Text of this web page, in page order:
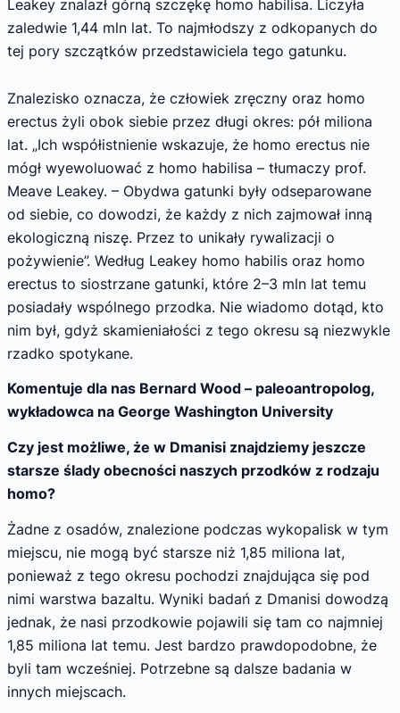
Leakey znalazł górną szczękę homo habilisa. Liczyła
zaledwie 1,44 mln lat. To najmłodszy z odkopanych do
tej pory szczątków przedstawiciela tego gatunku.
Znalezisko oznacza, że człowiek zręczny oraz homo
erectus żyli obok siebie przez długi okres: pół miliona
lat. „Ich współistnienie wskazuje, że homo erectus nie
mógł wyewoluować z homo habilisa – tłumaczy prof.
Meave Leakey. – Obydwa gatunki były odseparowane
od siebie, co dowodzi, że każdy z nich zajmował inną
ekologiczną niszę. Przez to unikały rywalizacji o
pożywienie”. Według Leakey homo habilis oraz homo
erectus to siostrzane gatunki, które 2–3 mln lat temu
posiadały wspólnego przodka. Nie wiadomo dotąd, kto
nim był, gdyż skamieniałości z tego okresu są niezwykle
rzadko spotykane.
Komentuje dla nas Bernard Wood – paleoantropolog,
wykładowca na George Washington University
Czy jest możliwe, że w Dmanisi znajdziemy jeszcze
starsze ślady obecności naszych przodków z rodzaju
homo?
Żadne z osadów, znalezione podczas wykopalisk w tym
miejscu, nie mogą być starsze niż 1,85 miliona lat,
ponieważ z tego okresu pochodzi znajdująca się pod
nimi warstwa bazaltu. Wyniki badań z Dmanisi dowodzą
jednak, że nasi przodkowie pojawili się tam co najmniej
1,85 miliona lat temu. Jest bardzo prawdopodobne, że
byli tam wcześniej. Potrzebne są dalsze badania w
innych miejscach.